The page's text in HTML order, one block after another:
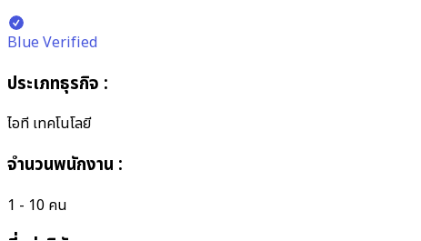
Blue Verified
ประเภทธุรกิจ :
ไอที เทคโนโลยี
จำนวนพนักงาน :
1 - 10 คน